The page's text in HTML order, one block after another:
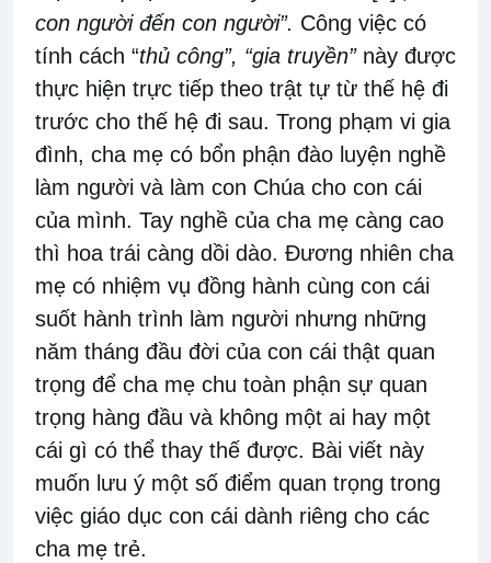
con người đến con người”. Công việc có
tính cách “thủ công”, “gia truyền”này được
thực hiện trực tiếp theo trật tự từ thế hệ đi
trước cho thế hệ đi sau. Trong phạm vi gia
đình, cha mẹ có bổn phận đào luyện nghề
làm người và làm con Chúa cho con cái
của mình. Tay nghề của cha mẹ càng cao
thì hoa trái càng dồi dào. Đương nhiên cha
mẹ có nhiệm vụ đồng hành cùng con cái
suốt hành trình làm người nhưng những
năm tháng đầu đời của con cái thật quan
trọng để cha mẹ chu toàn phận sự quan
trọng hàng đầu và không một ai hay một
cái gì có thể thay thế được. Bài viết này
muốn lưu ý một số điểm quan trọng trong
việc giáo dục con cái dành riêng cho các
cha mẹ trẻ.